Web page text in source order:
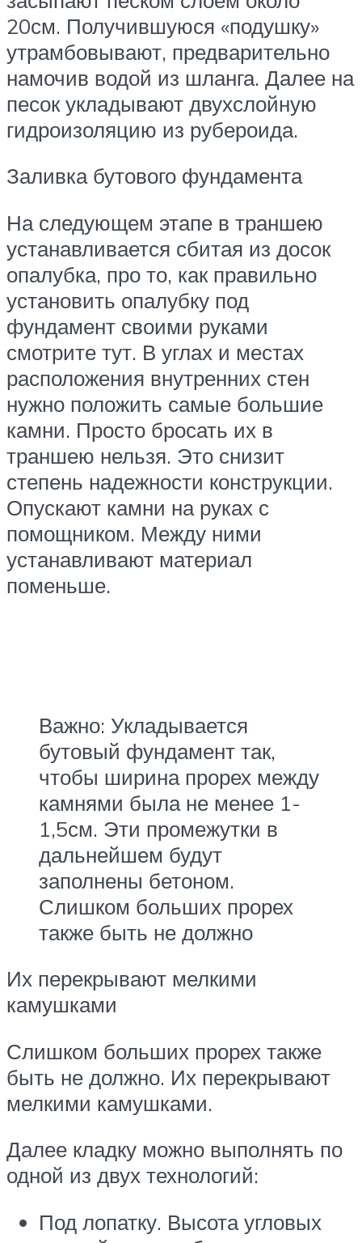
20см. Получившуюся «подушку»
утрамбовывают, предварительно
намочив водой из шланга. Далее на
песок укладывают двухслойную
гидроизоляцию из рубероида.
Заливка бутового фундамента
На следующем этапе в траншею
устанавливается сбитая из досок
опалубка, про то, как правильно
установить опалубку под
фундамент своими руками
смотрите тут. В углах и местах
расположения внутренних стен
нужно положить самые большие
камни. Просто бросать их в
траншею нельзя. Это снизит
степень надежности конструкции.
Опускают камни на руках с
помощником. Между ними
устанавливают материал
поменьше.
Важно: Укладывается
бутовый фундамент так,
чтобы ширина прорех между
камнями была не менее 1-
1,5см. Эти промежутки в
дальнейшем будут
заполнены бетоном.
Слишком больших прорех
также быть не должно
Их перекрывают мелкими
камушками
Слишком больших прорех также
быть не должно. Их перекрывают
мелкими камушками.
Далее кладку можно выполнять по
одной из двух технологий:
Под лопатку. Высота угловых